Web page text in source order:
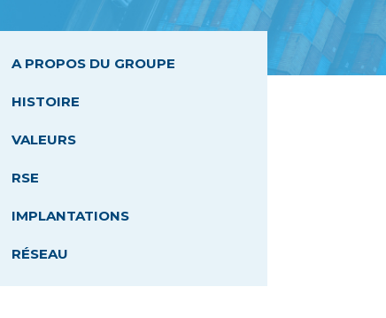
A PROPOS DU GROUPE
HISTOIRE
VALEURS
RSE
IMPLANTATIONS
RÉSEAU